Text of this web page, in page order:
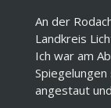
An der
Landkreis
Ich war am
angestaut